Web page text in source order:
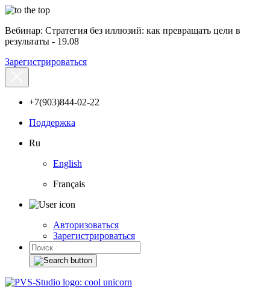
Вебинар: Стратегия без иллюзий: как превращать цели в
результаты - 19.08
Зарегистрироваться
+7(903)844-02-22
Поддержка
Ru
English
Français
Авторизоваться
Зарегистрироваться